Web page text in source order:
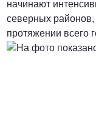
начинают
северных
протяжении всего